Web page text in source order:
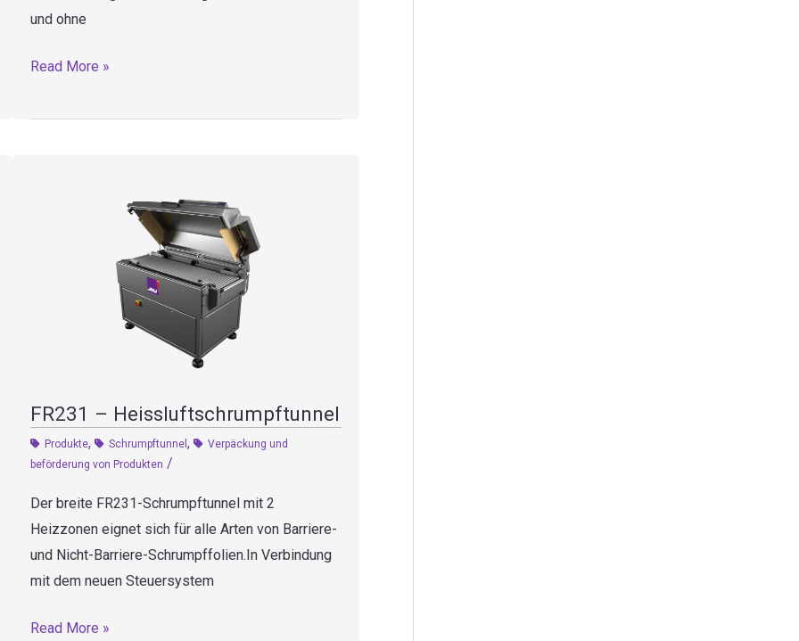
und ohne
Fonduepfannen
Read More »
FR231 – Heissluftschrumpftunnel
Produkte, Schrumpftunnel ,
Verpäckung und
beförderung von Produkten /
Der breite FR231-Schrumpftunnel mit 2
Heizzonen eignet sich für alle Arten von Barriere-
und Nicht-Barriere-Schrumpffolien.In Verbindung
mit dem neuen Steuersystem
FR231
Read More »